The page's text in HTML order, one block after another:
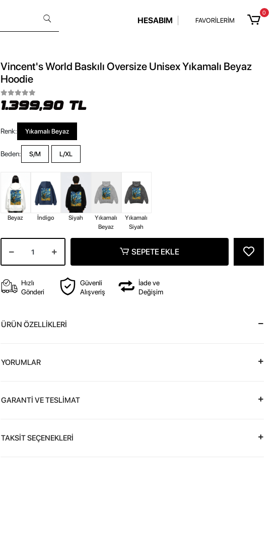
HESABIM FAVORİLERİM
0
Vincent's World Baskılı Oversize Unisex Yıkamalı Beyaz
Hoodie
1.399,90 TL
Renk: Yıkamalı Beyaz
Beden: S/M L/XL
Beyaz İndigo Siyah
Yıkamalı
Beyaz
Yıkamalı
Siyah
SEPETE EKLE
Hızlı
Gönderi
Güvenli
Alışveriş
İade ve
Değişim
ÜRÜN ÖZELLİKLERİ
YORUMLAR
GARANTİ VE TESLİMAT
TAKSİT SEÇENEKLERİ